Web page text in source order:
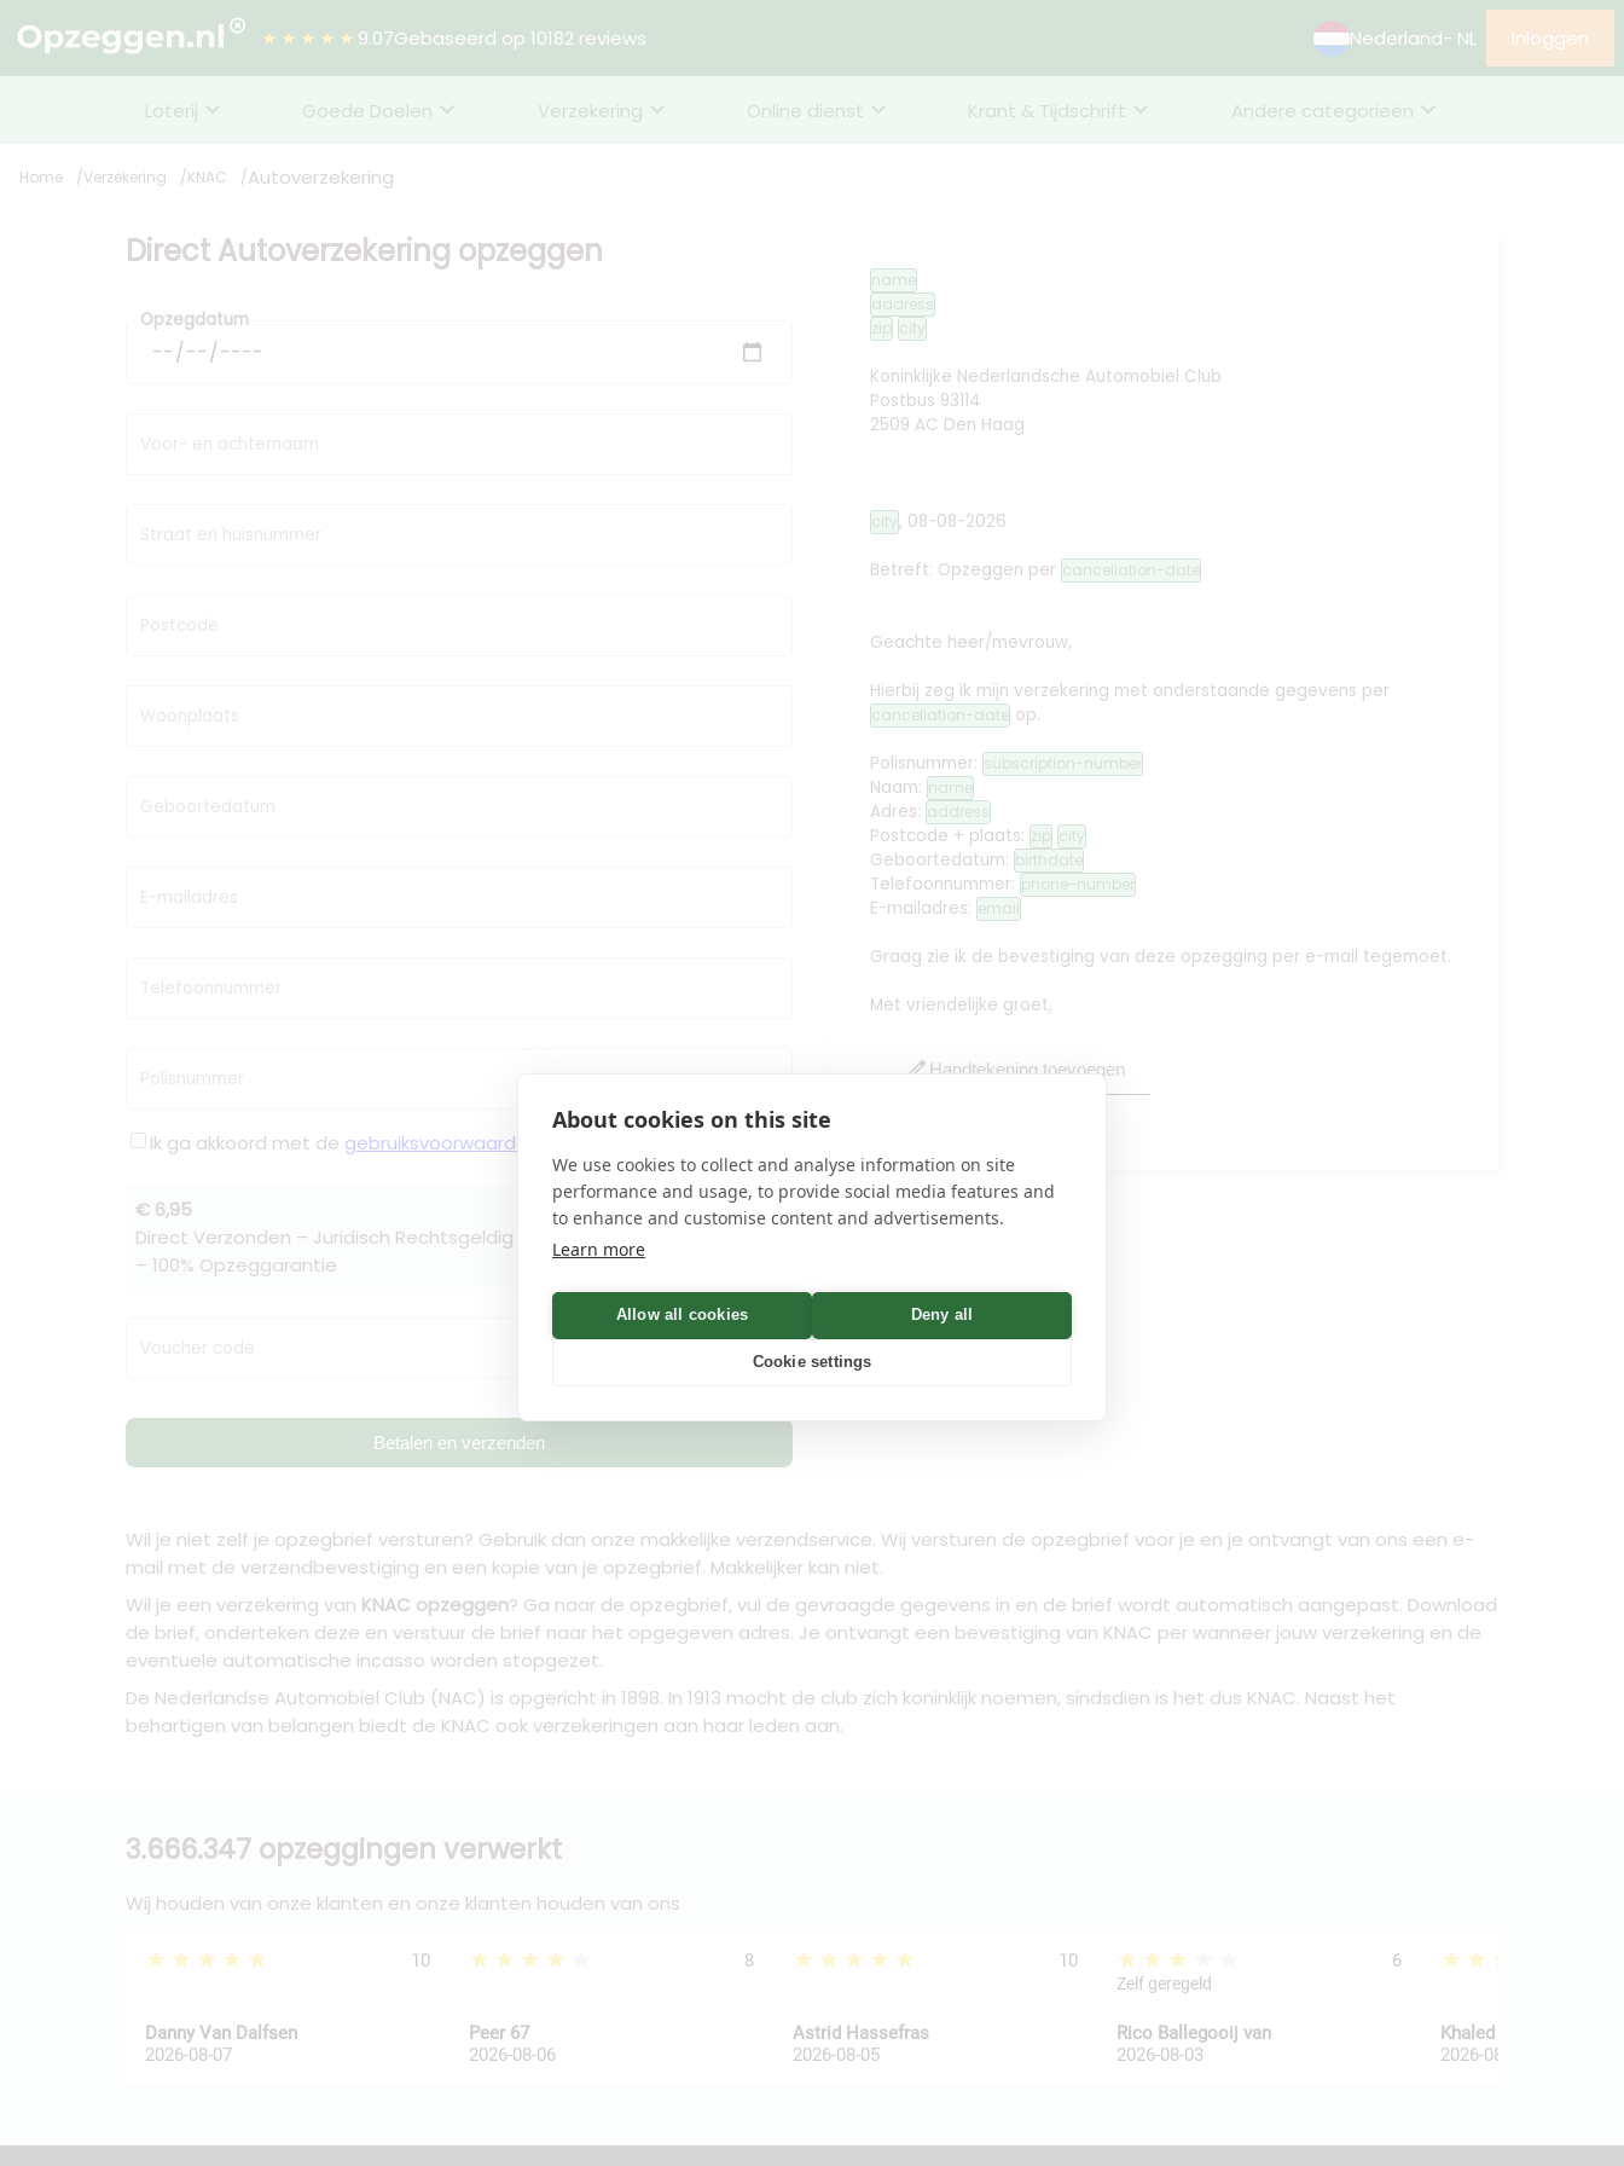
About cookies on this site
We use cookies to collect and analyse information on site
performance and usage, to provide social media features and
to enhance and customise content and advertisements.
Learn more
Allow all cookies Deny all
Cookie settings
★★★★★ 9.07Gebaseerd op 10182 reviews Nederland- NL Inloggen
Loterij Goede Doelen Verzekering Online dienst Krant & Tijdschrift Andere categorieën
Home Verzekering KNAC Autoverzekering
Direct Autoverzekering opzeggen
Opzegdatum
Voor- en achternaam
Straat en huisnummer
Postcode
Woonplaats
Geboortedatum
E-mailadres
Telefoonnummer
Polisnummer
Ik ga akkoord met de gebruiksvoorwaarden
€ 6,95
Direct Verzonden – Juridisch Rechtsgeldig – Bevestiging binnen Minuten
– 100% Opzeggarantie
Voucher code
Betalen en verzenden
name
address
zip city
Koninklijke Nederlandsche Automobiel Club
Postbus 93114
2509 AC Den Haag
city, 08-08-2026
Betreft: Opzeggen per cancellation-date
Geachte heer/mevrouw,
Hierbij zeg ik mijn verzekering met onderstaande gegevens per
cancellation-date op.
Polisnummer: subscription-number
Naam: name
Adres: address
Postcode + plaats: zip city
Geboortedatum: birthdate
Telefoonnummer: phone-number
E-mailadres: email
Graag zie ik de bevestiging van deze opzegging per e-mail tegemoet.
Met vriendelijke groet,
edit Handtekening toevoegen
Wil je niet zelf je opzegbrief versturen? Gebruik dan onze makkelijke verzendservice. Wij versturen de opzegbrief voor je en je ontvangt van ons een e-
mail met de verzendbevestiging en een kopie van je opzegbrief. Makkelijker kan niet.
Wil je een verzekering van KNAC opzeggen? Ga naar de opzegbrief, vul de gevraagde gegevens in en de brief wordt automatisch aangepast. Download
de brief, onderteken deze en verstuur de brief naar het opgegeven adres. Je ontvangt een bevestiging van KNAC per wanneer jouw verzekering en de
eventuele automatische incasso worden stopgezet.
De Nederlandse Automobiel Club (NAC) is opgericht in 1898. In 1913 mocht de club zich koninklijk noemen, sindsdien is het dus KNAC. Naast het
behartigen van belangen biedt de KNAC ook verzekeringen aan haar leden aan.
3.666.347 opzeggingen verwerkt
Wij houden van onze klanten en onze klanten houden van ons
★★★★★ 10
Danny Van Dalfsen
2026-08-07
★★★★★ 8
Peer 67
2026-08-06
★★★★★ 10
Astrid Hassefras
2026-08-05
★★★★★ 6
Zelf geregeld
Rico Ballegooij van
2026-08-03
★★★★★
Khaled Al Wakaa
2026-08-03